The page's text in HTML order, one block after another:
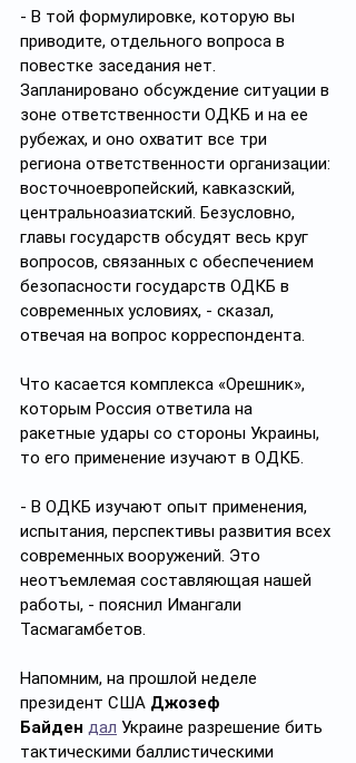
- В той формулировке, которую вы
приводите, отдельного вопроса в
повестке заседания нет.
Запланировано обсуждение ситуации в
зоне ответственности ОДКБ и на ее
рубежах, и оно охватит все три
региона ответственности организации:
восточноевропейский, кавказский,
центральноазиатский. Безусловно,
главы государств обсудят весь круг
вопросов, связанных с обеспечением
безопасности государств ОДКБ в
современных условиях, - сказал,
отвечая на вопрос корреспондента.
Что касается комплекса «Орешник»,
которым Россия ответила на
ракетные удары со стороны Украины,
то его применение изучают в ОДКБ.
- В ОДКБ изучают опыт применения,
испытания, перспективы развития всех
современных вооружений. Это
неотъемлемая составляющая нашей
работы, - пояснил Имангали
Тасмагамбетов.
Напомним, на прошлой неделе
президент США Джозеф
Байден дал Украине разрешение бить
тактическими баллистическими